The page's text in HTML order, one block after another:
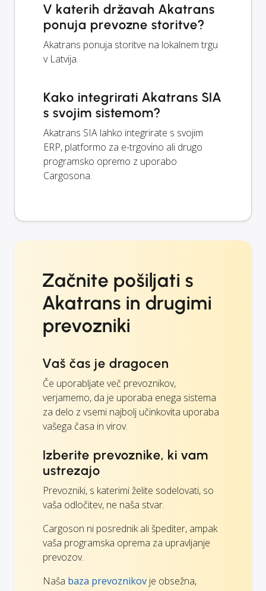
V katerih državah Akatrans
ponuja prevozne storitve?
Akatrans ponuja storitve na lokalnem trgu
v Latvija.
Kako integrirati Akatrans SIA
s svojim sistemom?
Akatrans SIA lahko integrirate s svojim
ERP, platformo za e-trgovino ali drugo
programsko opremo z uporabo
Cargosona.
Začnite pošiljati s
Akatrans in drugimi
prevozniki
Vaš čas je dragocen
Če uporabljate več prevoznikov,
verjamemo, da je uporaba enega sistema
za delo z vsemi najbolj učinkovita uporaba
vašega časa in virov.
Izberite prevoznike, ki vam
ustrezajo
Prevozniki, s katerimi želite sodelovati, so
vaša odločitev, ne naša stvar.
Cargoson ni posrednik ali špediter, ampak
vaša programska oprema za upravljanje
prevozov.
Naša baza prevoznikov je obsežna,